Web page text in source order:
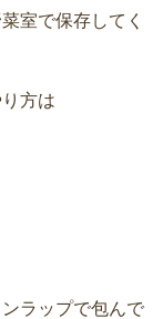
室で保存してく
方は
ラップで包んで